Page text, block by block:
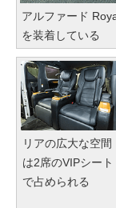
アルファード
を装着している
リアの広大な空間
は2席のVIPシート
で占められる